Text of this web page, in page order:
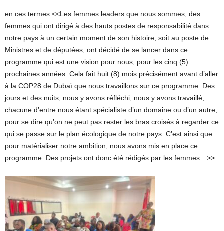
en ces termes <<Les femmes leaders que nous sommes, des
femmes qui ont dirigé à des hauts postes de responsabilité dans
notre pays à un certain moment de son histoire, soit au poste de
Ministres et de députées, ont décidé de se lancer dans ce
programme qui est une vision pour nous, pour les cinq (5)
prochaines années. Cela fait huit (8) mois précisément avant d’aller
à la COP28 de Dubaï que nous travaillons sur ce programme. Des
jours et des nuits, nous y avons réfléchi, nous y avons travaillé,
chacune d’entre nous étant spécialiste d’un domaine ou d’un autre,
pour se dire qu’on ne peut pas rester les bras croisés à regarder ce
qui se passe sur le plan écologique de notre pays. C’est ainsi que
pour matérialiser notre ambition, nous avons mis en place ce
programme. Des projets ont donc été rédigés par les femmes…>>.